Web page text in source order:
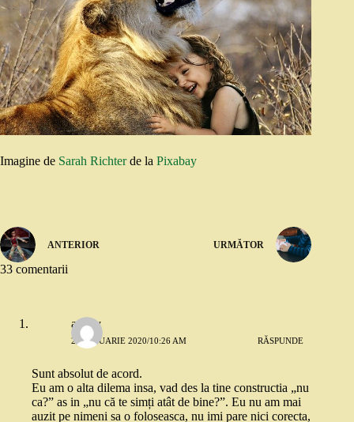
Imagine de Sarah Richterde la Pixabay
ANTERIOR URMĂTOR
33 comentarii
ancky
21 IANUARIE 2020/10:26 AM RĂSPUNDE
Sunt absolut de acord.
Eu am o alta dilema insa, vad des la tine constructia „nu
ca?” as in „nu că te simți atât de bine?”. Eu nu am mai
auzit pe nimeni sa o foloseasca, nu imi pare nici corecta,